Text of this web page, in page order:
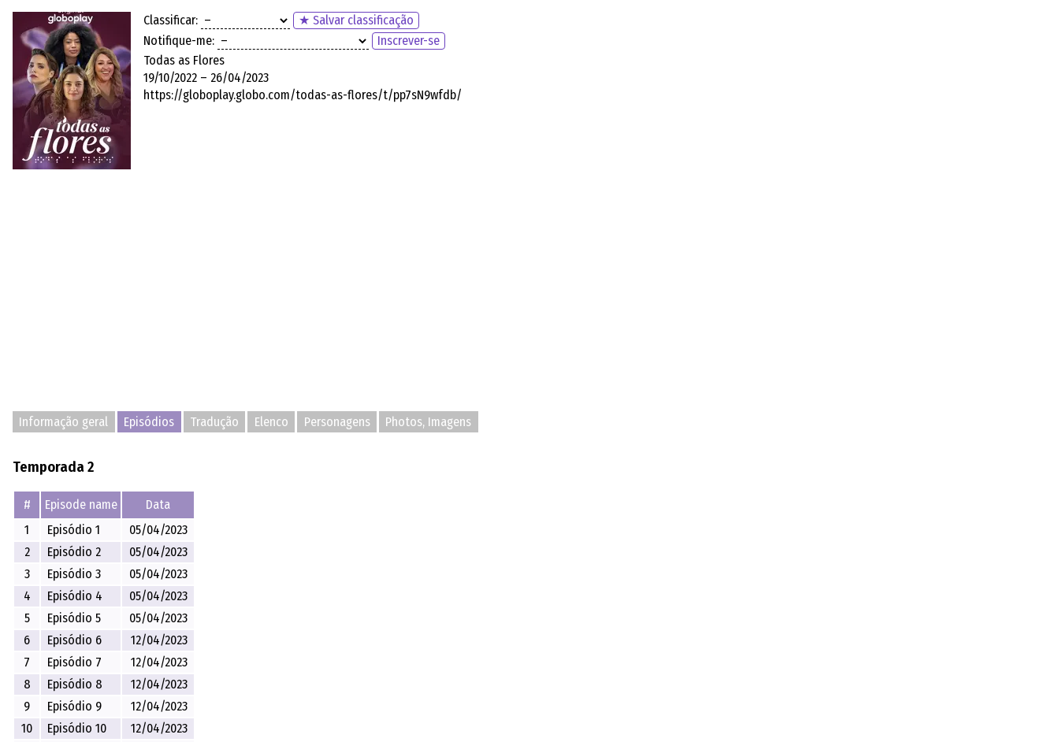
Classificar:
★ Salvar classificação
Notifique-me:
Inscrever-se
Todas as Flores
19/10/2022 – 26/04/2023
https://globoplay.globo.com/todas-as-flores/t/pp7sN9wfdb/
Informação geral Episódios Tradução Elenco Personagens Photos, Imagens
Temporada 2
# Episode name
Data
1
Episódio 1
05/04/2023
2
Episódio 2
05/04/2023
3
Episódio 3
05/04/2023
4
Episódio 4
05/04/2023
5
Episódio 5
05/04/2023
6
Episódio 6
12/04/2023
7
Episódio 7
12/04/2023
8
Episódio 8
12/04/2023
9
Episódio 9
12/04/2023
10
Episódio 10
12/04/2023